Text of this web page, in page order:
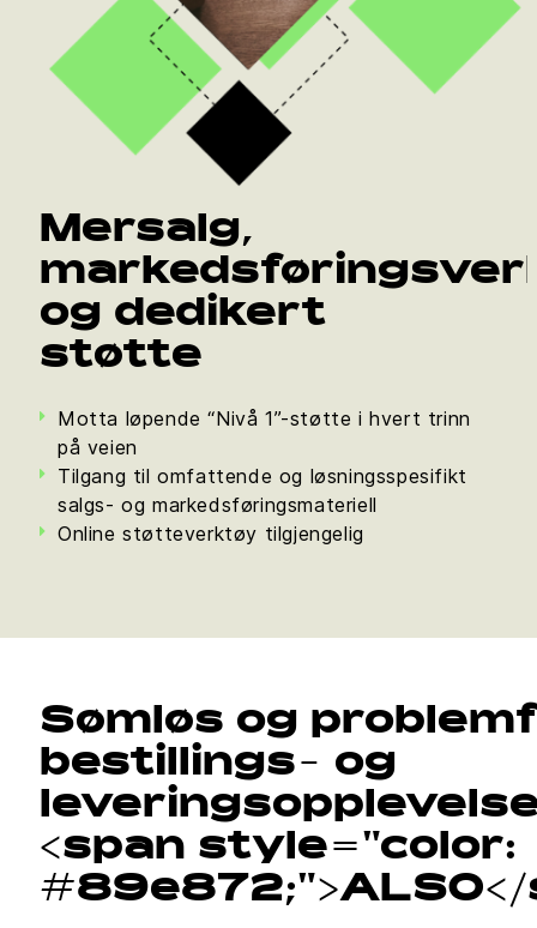
Mersalg,
og dedikert
støtte
Motta løpende “Nivå 1”-støtte i hvert trinn
på veien
Tilgang til omfattende og løsningsspesifikt
salgs- og markedsføringsmateriell
Online støtteverktøy tilgjengelig
Sømløs og
bestillings- og
<span style="color:
#89e872;">ALSO</